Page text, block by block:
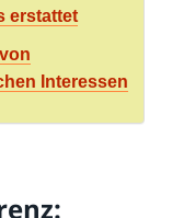
erstattet
Interessen